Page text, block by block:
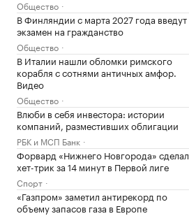
Общество
В Финляндии с марта 2027 года введут
экзамен на гражданство
Общество
В Италии нашли обломки римского
корабля с сотнями античных амфор.
Видео
Общество
Влюби в себя инвестора: истории
компаний, разместивших облигации
РБК и МСП Банк
Форвард «Нижнего Новгорода» сделал
хет-трик за 14 минут в Первой лиге
Спорт
«Газпром» заметил антирекорд по
объему запасов газа в Европе